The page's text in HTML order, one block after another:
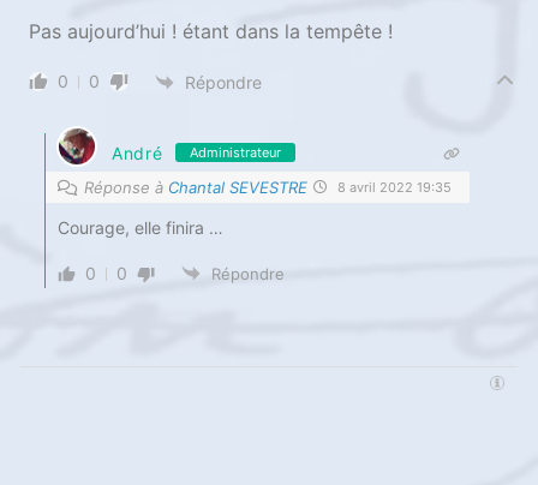
Pas aujourd’hui ! étant dans la tempête !
0 0 Répondre
André Administrateur
Réponse à Chantal SEVESTRE 8 avril 2022 19:35
Courage, elle finira …
0 0 Répondre